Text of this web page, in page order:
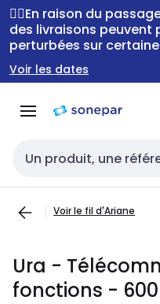
Passer à la
navigation
Passer
au
contenu
🚴‍♂️En raison du
des livraisons
perturbées sur
Voir les dates
Entrée de recherche
Voir le fil d'Ariane
Ura -
fonctions - 600